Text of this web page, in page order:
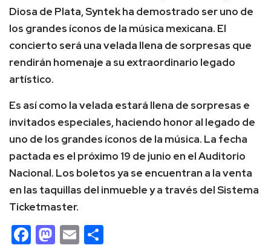
Diosa de Plata, Syntek ha demostrado ser uno de
los grandes íconos de la música mexicana. El
concierto será una velada llena de sorpresas que
rendirán homenaje a su extraordinario legado
artístico.
Es así como la velada estará llena de sorpresas e
invitados especiales, haciendo honor al legado de
uno de los grandes íconos de la música. La fecha
pactada es el próximo 19 de junio en el Auditorio
Nacional. Los boletos ya se encuentran a la venta
en las taquillas del inmueble y a través del Sistema
Ticketmaster.
Facebook
Mastodon
Email